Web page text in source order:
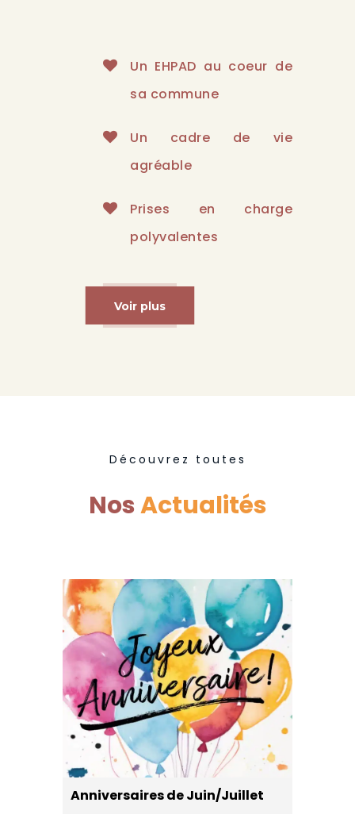
Un EHPAD au coeur de
sa commune
Un cadre de vie
agréable
Prises en charge
polyvalentes
Voir plus
Découvrez toutes
NosActualités
Anniversaires de Juin/Juillet